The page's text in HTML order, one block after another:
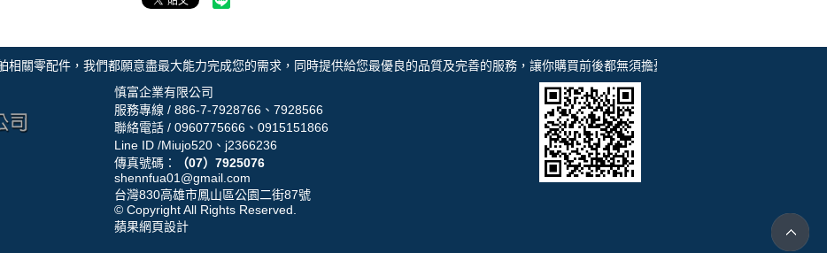
關零配件，我們都願意盡最大能力完成您的需求，同時提供給您最優良的品質及完善的服務，讓你購買前後都無須擔憂、船舶零配件供應船用零
慎富企業有限公司
服務專線 / 886-7-7928766、 7928566
聯絡電話 / 0960775666、 0915151866
Line ID /Miujo520、 j2366236
傳真號碼：
（07）7925076
shennfua01@gmail.com
台灣830高雄市鳳山區公園二街87號
© Copyright All Rights Reserved.
蘋果網頁設計